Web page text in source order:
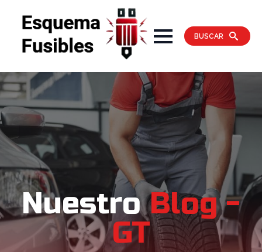
BUSCAR
Nuestro Blog -
GT